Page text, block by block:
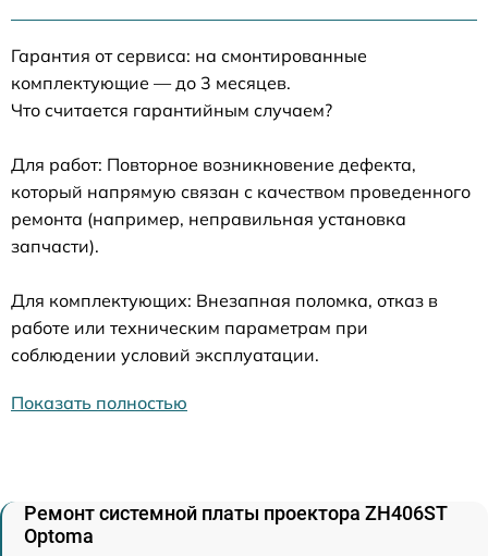
Гарантия от сервиса: на смонтированные
комплектующие — до 3 месяцев.
Что считается гарантийным случаем?
Для работ: Повторное возникновение дефекта,
который напрямую связан с качеством проведенного
ремонта (например, неправильная установка
запчасти).
Для комплектующих: Внезапная поломка, отказ в
работе или техническим параметрам при
соблюдении условий эксплуатации.
Показать полностью
Ремонт системной платы проектора ZH406ST
Optoma